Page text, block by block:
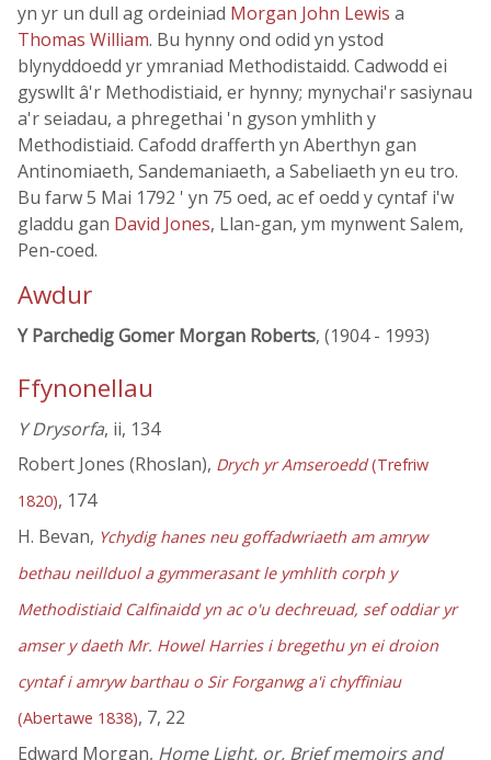
yn yr un dull ag ordeiniad Morgan John Lewis a
Thomas William. Bu hynny ond odid yn ystod
blynyddoedd yr ymraniad Methodistaidd. Cadwodd ei
gyswllt â'r Methodistiaid, er hynny; mynychai'r sasiynau
a'r seiadau, a phregethai 'n gyson ymhlith y
Methodistiaid. Cafodd drafferth yn Aberthyn gan
Antinomiaeth, Sandemaniaeth, a Sabeliaeth yn eu tro.
Bu farw 5 Mai 1792 ' yn 75 oed, ac ef oedd y cyntaf i'w
gladdu gan David Jones, Llan-gan, ym mynwent Salem,
Pen-coed.
Awdur
Y Parchedig Gomer Morgan Roberts, (1904 - 1993)
Ffynonellau
Y Drysorfa, ii, 134
Robert Jones (Rhoslan), Drych yr Amseroedd(Trefriw
1820), 174
H. Bevan, Ychydig hanes neu goffadwriaeth am amryw
bethau neillduol a gymmerasant le ymhlith corph y
Methodistiaid Calfinaidd yn ac o'u dechreuad, sef oddiar yr
amser y daeth Mr. Howel Harries i bregethu yn ei droion
cyntaf i amryw barthau o Sir Forganwg a'i chyffiniau
(Abertawe 1838), 7, 22
Edward Morgan, Home Light, or, Brief memoirs and